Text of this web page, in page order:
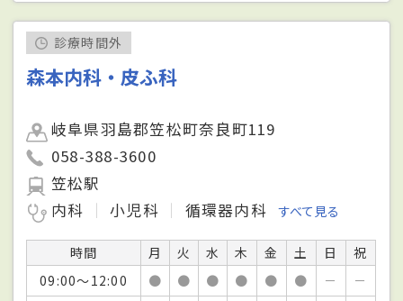
診療時間外
森本内科・皮ふ科
岐阜県羽島郡笠松町奈良町119
058-388-3600
笠松駅
内科
小児科 循環器内科 すべて見る
時間 月 火 水 木 金 土 日
祝
09:00～12:00
● ● ● ● ● ● －
－